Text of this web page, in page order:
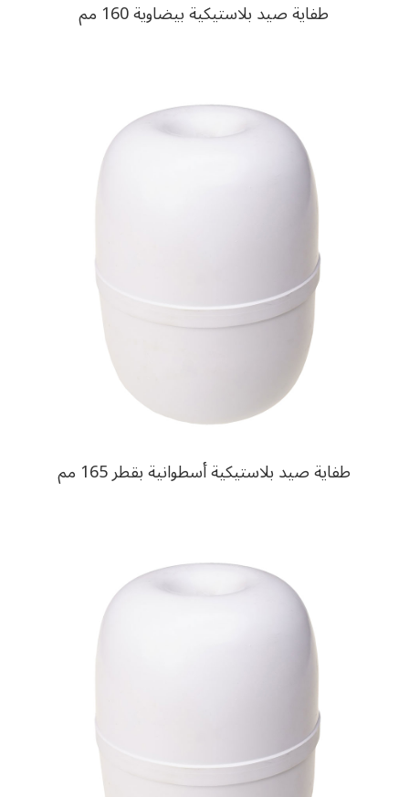
طفاية صيد بلاستيكية بيضاوية 160 مم
طفاية صيد بلاستيكية أسطوانية بقطر 165 مم